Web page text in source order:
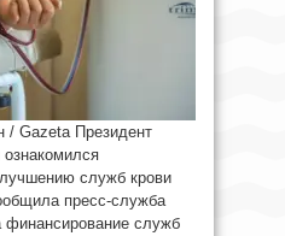
/ Gazeta Президент
ознакомился
служб крови
пресс-служба
финансирование служб